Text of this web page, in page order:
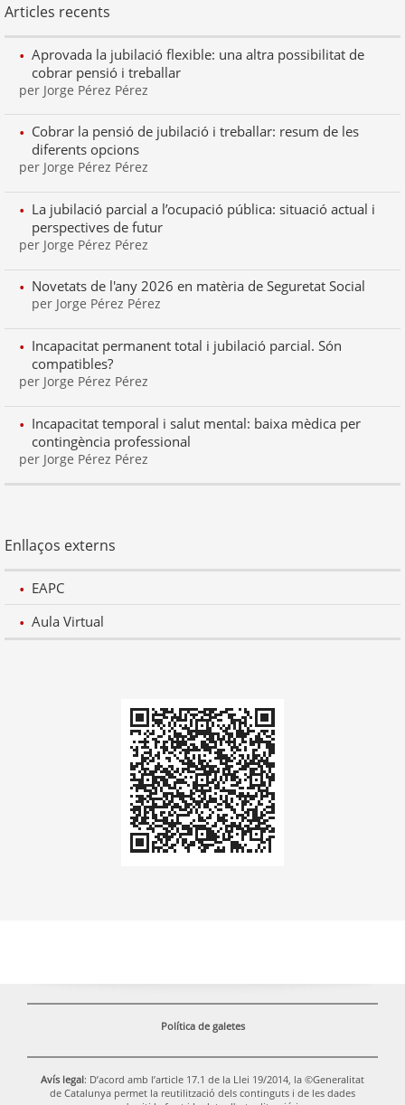
Articles recents
Aprovada la jubilació flexible: una altra possibilitat de
cobrar pensió i treballar
per Jorge Pérez Pérez
Cobrar la pensió de jubilació i treballar: resum de les
diferents opcions
per Jorge Pérez Pérez
La jubilació parcial a l’ocupació pública: situació actual i
perspectives de futur
per Jorge Pérez Pérez
Novetats de l'any 2026 en matèria de Seguretat Social
per Jorge Pérez Pérez
Incapacitat permanent total i jubilació parcial. Són
compatibles?
per Jorge Pérez Pérez
Incapacitat temporal i salut mental: baixa mèdica per
contingència professional
per Jorge Pérez Pérez
Enllaços externs
EAPC
Aula Virtual
Política de galetes
Avís legal: D’acord amb l’article 17.1 de la Llei 19/2014, la ©Generalitat
de Catalunya permet la reutilització dels continguts i de les dades